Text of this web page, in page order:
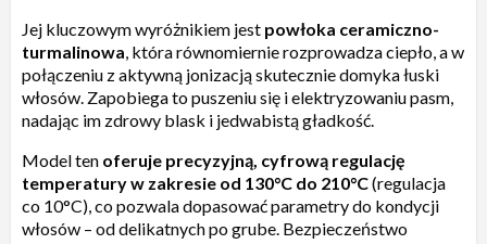
Jej kluczowym wyróżnikiem jest powłoka ceramiczno-
turmalinowa, która równomiernie rozprowadza ciepło, a w
połączeniu z aktywną jonizacją skutecznie domyka łuski
włosów. Zapobiega to puszeniu się i elektryzowaniu pasm,
nadając im zdrowy blask i jedwabistą gładkość.
Model ten oferuje precyzyjną, cyfrową regulację
temperatury w zakresie od 130°C do 210°C(regulacja
co 10°C), co pozwala dopasować parametry do kondycji
włosów – od delikatnych po grube. Bezpieczeństwo